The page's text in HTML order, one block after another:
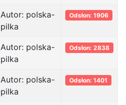
Autor: polska-
pilka
Odsłon: 1906
Autor: polska-
pilka
Odsłon: 2838
Autor: polska-
pilka
Odsłon: 1401